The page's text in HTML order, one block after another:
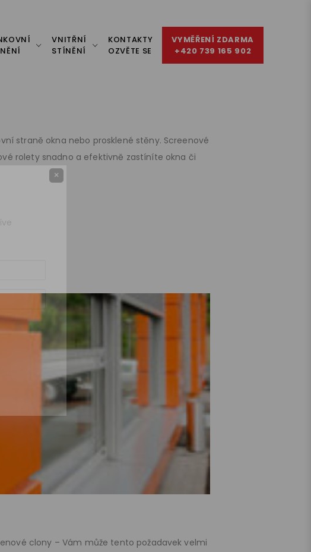
VNITŘNÍ
STÍNĚNÍ
KONTAKTY
OZVĚTE SE
VYMĚŘENÍ ZDARMA
+420 739 165 902
straně okna nebo prosklené stěny. Screenové
rolety snadno a efektivně zastíníte okna či
clony – Vám může tento požadavek velmi